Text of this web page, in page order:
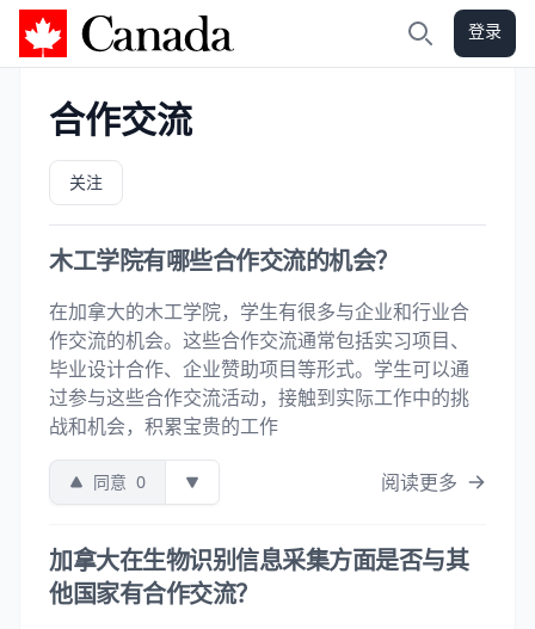
加拿大攻略 登录
合作交流
关注
木工学院有哪些合作交流的机会？
在加拿大的木工学院，学生有很多与企业和行业合
作交流的机会。这些合作交流通常包括实习项目、
毕业设计合作、企业赞助项目等形式。学生可以通
过参与这些合作交流活动，接触到实际工作中的挑
战和机会，积累宝贵的工作
同意 0 阅读更多
加拿大在生物识别信息采集方面是否与其
他国家有合作交流？